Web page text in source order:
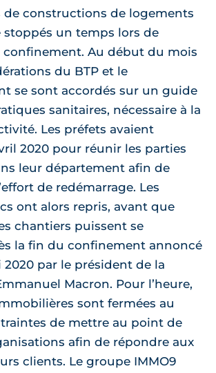
de constructions de logements
stoppés un temps lors de
confinement. Au début du mois
du BTP et le
se sont accordés sur un guide
sanitaires, nécessaire à la
Les préfets avaient
2020 pour réunir les parties
leur département afin de
de redémarrage. Les
ont alors repris, avant que
chantiers puissent se
la fin du confinement annoncé
2020 par le président de la
Macron. Pour l’heure,
sont fermées au
de mettre au point de
afin de répondre aux
clients. Le groupe IMMO9